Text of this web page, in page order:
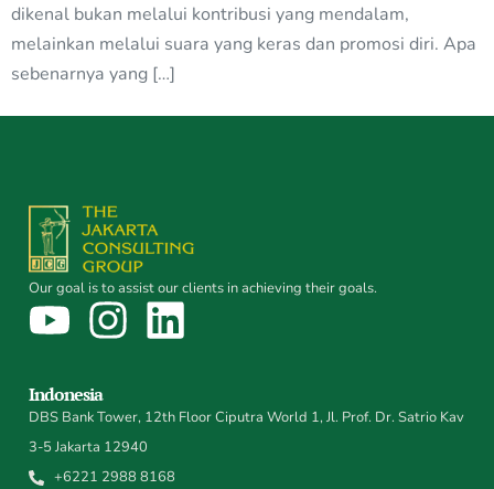
dikenal bukan melalui kontribusi yang mendalam,
melainkan melalui suara yang keras dan promosi diri. Apa
sebenarnya yang […]
Our goal is to assist our clients in achieving their goals.
Indonesia
DBS Bank Tower, 12th Floor Ciputra World 1, Jl. Prof. Dr. Satrio Kav
3-5 Jakarta 12940
+6221 2988 8168